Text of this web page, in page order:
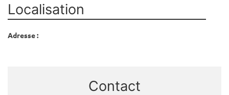
Localisation
Adresse :
Contact